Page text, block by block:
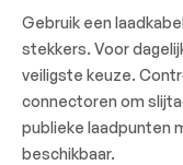
Gebruik een
stekkers. Voor
veiligste keuze.
connectoren om
publieke laadpunten
beschikbaar.